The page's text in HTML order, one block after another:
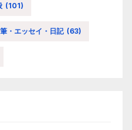
(101)
・エッセイ・日記 (63)